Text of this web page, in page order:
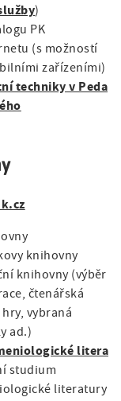
)
PK
(s možností
zařízeními)
techniky v Peda
knihovny
knihovny (výběr
čtenářská
vybraná
ad.)
litera
studium
literatury